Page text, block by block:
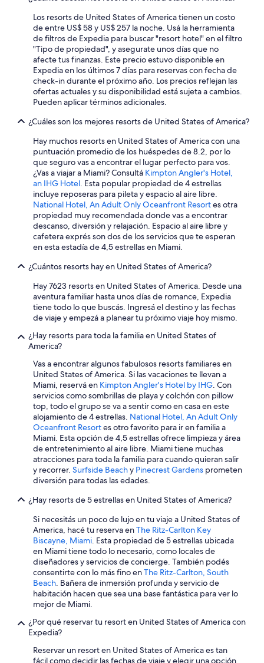
Los resorts de United States of America tienen un costo
de entre US$ 58 y US$ 257 la noche. Usá la herramienta
de filtros de Expedia para buscar "resort hotel" en el filtro
"Tipo de propiedad", y asegurate unos días que no
afecte tus finanzas. Este precio estuvo disponible en
Expedia en los últimos 7 días para reservas con fecha de
check-in durante el próximo año. Los precios reflejan las
ofertas actuales y su disponibilidad está sujeta a cambios.
Pueden aplicar términos adicionales.
¿Cuáles son los mejores resorts de United States of America?
Hay muchos resorts en United States of America con una
puntuación promedio de los huéspedes de 8.2, por lo
que seguro vas a encontrar el lugar perfecto para vos.
¿Vas a viajar a Miami? Consultá Kimpton Angler's Hotel,
an IHG Hotel. Esta popular propiedad de 4 estrellas
incluye reposeras para pileta y espacio al aire libre.
National Hotel, An Adult Only Oceanfront Resortes otra
propiedad muy recomendada donde vas a encontrar
descanso, diversión y relajación. Espacio al aire libre y
cafetera exprés son dos de los servicios que te esperan
en esta estadía de 4,5 estrellas en Miami.
¿Cuántos resorts hay en United States of America?
Hay 7623 resorts en United States of America. Desde una
aventura familiar hasta unos días de romance, Expedia
tiene todo lo que buscás. Ingresá el destino y las fechas
de viaje y empezá a planear tu próximo viaje hoy mismo.
¿Hay resorts para toda la familia en United States of
America?
Vas a encontrar algunos fabulosos resorts familiares en
United States of America. Si las vacaciones te llevan a
Miami, reservá en Kimpton Angler's Hotel by IHG. Con
servicios como sombrillas de playa y colchón con pillow
top, todo el grupo se va a sentir como en casa en este
alojamiento de 4 estrellas. National Hotel, An Adult Only
Oceanfront Resortes otro favorito para ir en familia a
Miami. Esta opción de 4,5 estrellas ofrece limpieza y área
de entretenimiento al aire libre. Miami tiene muchas
atracciones para toda la familia para cuando quieran salir
y recorrer. Surfside Beachy Pinecrest Gardens prometen
diversión para todas las edades.
¿Hay resorts de 5 estrellas en United States of America?
Si necesitás un poco de lujo en tu viaje a United States of
America, hacé tu reserva enThe Ritz-Carlton Key
Biscayne, Miami. Esta propiedad de 5 estrellas ubicada
en Miami tiene todo lo necesario, como locales de
diseñadores y servicios de concierge. También podés
consentirte con lo más fino enThe Ritz-Carlton, South
Beach. Bañera de inmersión profunda y servicio de
habitación hacen que sea una base fantástica para ver lo
mejor de Miami.
¿Por qué reservar tu resort en United States of America con
Expedia?
Reservar un resort en United States of America es tan
fácil como decidir las fechas de viaje y elegir una opción